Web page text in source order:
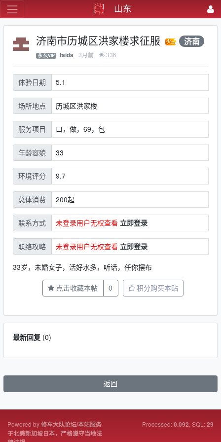
山东
济南市历城区洪家楼求征服 济南
永.久VIP taida 3月前 336
体验日期 5.1
场所地点 历城区洪家楼
服务项目 口，做，69，包
年龄容貌 33
环境评分 9.7
总体消费 200起
联系方式 未登录用户无权查看 立即登录
联络攻略 未登录用户无权查看 立即登录
33岁，未婚女子，活好水多，听话，任你摆布
点击收藏本帖 0 积分购买本贴
最新回复(0)
返回
Powered by修车大队论坛/本站服务
于北美新加坡日本，严格遵守当地法
Processed:0.092, SQL:29